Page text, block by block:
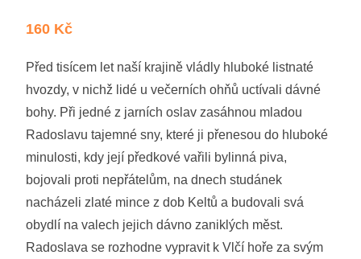
160 Kč
Před tisícem let naší krajině vládly hluboké listnaté
hvozdy, v nichž lidé u večerních ohňů uctívali dávné
bohy. Při jedné z jarních oslav zasáhnou mladou
Radoslavu tajemné sny, které ji přenesou do hluboké
minulosti, kdy její předkové vařili bylinná piva,
bojovali proti nepřátelům, na dnech studánek
nacházeli zlaté mince z dob Keltů a budovali svá
obydlí na valech jejich dávno zaniklých měst.
Radoslava se rozhodne vypravit k Vlčí hoře za svým